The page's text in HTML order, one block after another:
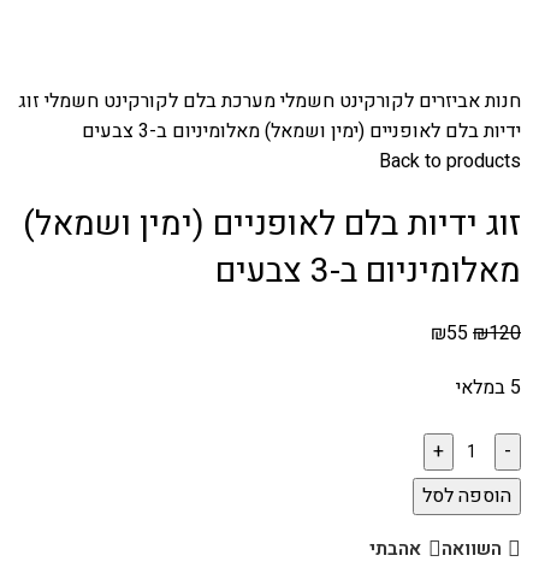
חנותאביזרים לקורקינט חשמלימערכת בלם לקורקינט חשמלי זוג
ידיות בלם לאופניים (ימין ושמאל) מאלומיניום ב-3 צבעים
Back to products
זוג ידיות בלם לאופניים (ימין ושמאל)
מאלומיניום ב-3 צבעים
₪120
₪55
5 במלאי
הוספה לסל
השוואה
אהבתי